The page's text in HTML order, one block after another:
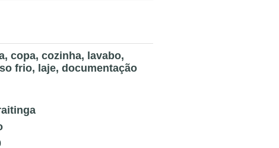
copa, cozinha, lavabo,
frio, laje, documentação